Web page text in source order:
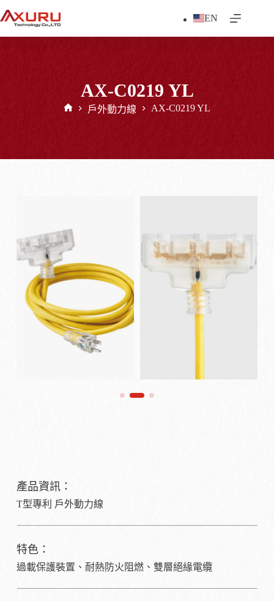
跳
至
主
EN
AX-C0219 YL
戶外動力線 AX-C0219 YL
產品資訊：
T型專利 戶外動力線
特色：
過載保護裝置、耐熱防火阻燃、雙層絕緣電纜